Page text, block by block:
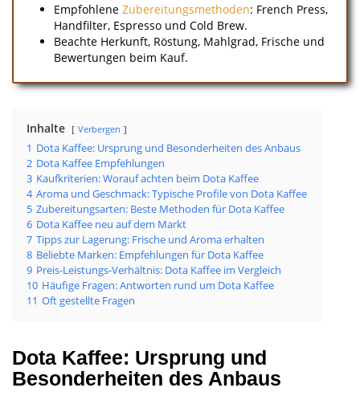
Empfohlene Zubereitungsmethoden: French Press,
Handfilter, Espresso und Cold Brew.
Beachte Herkunft, Röstung, Mahlgrad, Frische und
Bewertungen beim Kauf.
Inhalte Verbergen
1 Dota Kaffee: Ursprung und Besonderheiten des Anbaus
2 Dota Kaffee Empfehlungen
3 Kaufkriterien: Worauf achten beim Dota Kaffee
4 Aroma und Geschmack: Typische Profile von Dota Kaffee
5 Zubereitungsarten: Beste Methoden für Dota Kaffee
6 Dota Kaffee neu auf dem Markt
7 Tipps zur Lagerung: Frische und Aroma erhalten
8 Beliebte Marken: Empfehlungen für Dota Kaffee
9 Preis-Leistungs-Verhältnis: Dota Kaffee im Vergleich
10 Häufige Fragen: Antworten rund um Dota Kaffee
11 Oft gestellte Fragen
Dota Kaffee: Ursprung und
Besonderheiten des Anbaus